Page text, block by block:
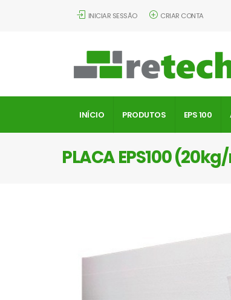
INICIAR SESSÃO CRIAR CONTA
INÍCIO PRODUTOS EPS 100
PLACA EPS100